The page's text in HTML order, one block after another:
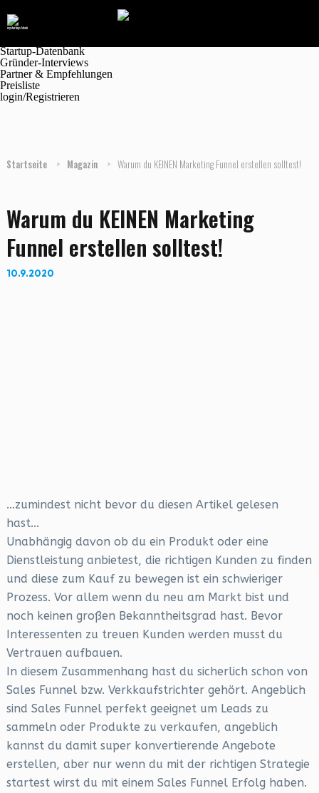
Marktplatz
Magazin
Startup-Datenbank
Gründer-Interviews
Partner & Empfehlungen
Preisliste
login/Registrieren
Startseite > Magazin > Warum du KEINEN Marketing Funnel erstellen solltest!
Warum du KEINEN Marketing
Funnel erstellen solltest!
10.9.2020
...zumindest nicht bevor du diesen Artikel gelesen
hast...
Unabhängig davon ob du ein Produkt oder eine
Dienstleistung anbietest, die richtigen Kunden zu finden
und diese zum Kauf zu bewegen ist ein schwieriger
Prozess. Vor allem wenn du neu am Markt bist und
noch keinen großen Bekanntheitsgrad hast. Bevor
Interessenten zu treuen Kunden werden musst du
Vertrauen aufbauen.
In diesem Zusammenhang hast du sicherlich schon von
Sales Funnel bzw. Verkkaufstrichter gehört. Angeblich
sind Sales Funnel perfekt geeignet um Leads zu
sammeln oder Produkte zu verkaufen, angeblich
kannst du damit super konvertierende Angebote
erstellen, aber nur wenn du mit der richtigen Strategie
startest wirst du mit einem Sales Funnel Erfolg haben.